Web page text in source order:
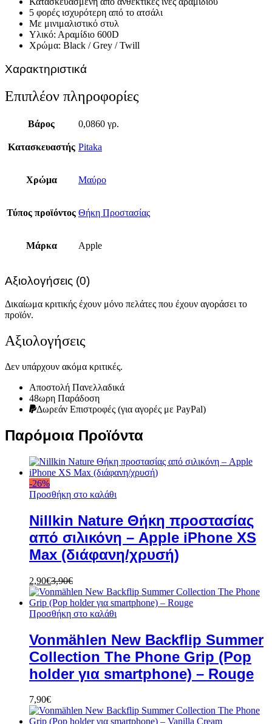
5 φορές ισχυρότερη από το ατσάλι
Με μινιμαλιστικό στυλ
Υλικό: Αραμίδιο 600D
Χρώμα: Black / Grey / Twill
Χαρακτηριστικά
Επιπλέον πληροφορίες
Βάρος 0,0860 γρ.
Κατασκευαστής Pitaka
Χρώμα Μαύρο
Τύπος προϊόντος Θήκη Προστασίας
Μάρκα Apple
Αξιολογήσεις (0)
Δικαίωμα κριτικής έχουν μόνο πελάτες που έχουν αγοράσει το
προϊόν.
Αξιολογήσεις
Δεν υπάρχουν ακόμα κριτικές.
Αποστολή Πανελλαδικά
48ωρη Παράδοση
Δωρεάν Eπιστροφές (για αγορές με PayPal)
Παρόμοια Προϊόντα
-26%
Προσθήκη στο καλάθι
Nillkin Nature Θήκη προστασίας
από σιλικόνη – Apple iPhone XS
Max (διάφανη/χρυσή)
2,90€3,90€
Προσθήκη στο καλάθι
Vonmählen New Backflip Summer
Collection The Phone Grip (Pop
holder για smartphone) – Rouge
7,90€